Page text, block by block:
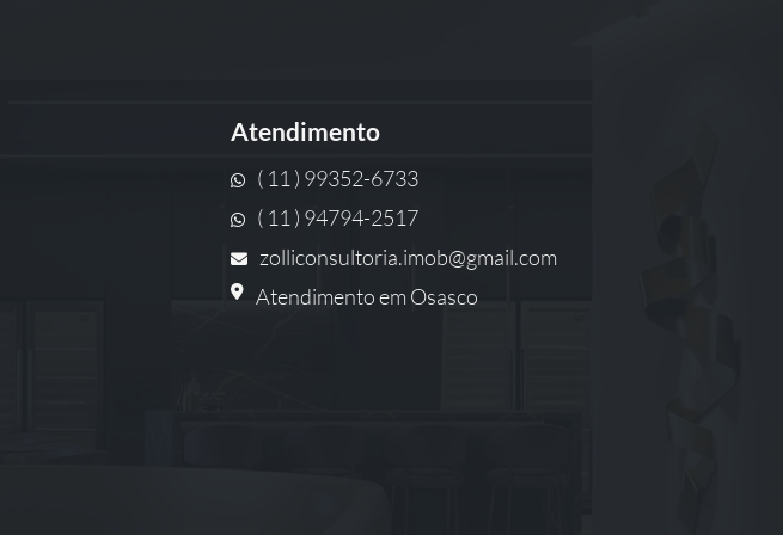
Atendimento
( 11 ) 99352-6733
( 11 ) 94794-2517
zolliconsultoria.imob@gmail.com
Atendimento em Osasco